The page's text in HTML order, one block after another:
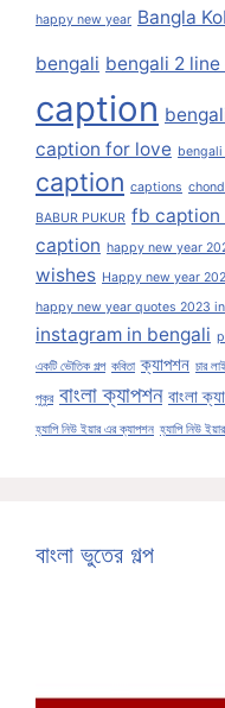
happy new year Bangla
bengali bengali 2
caption
caption for love
caption captions
BABUR PUKUR fb caption
caption happy new year
wishes Happy new year
happy new year quotes 2023
instagram in bengali
একটি ভৌতিক গল্প কবিতা ক্যাপশন চার
পুকুর বাংলা ক্যাপশন বাংলা
হ্যাপি নিউ ইয়ার এর ক্যাপশন হ্যাপি নিউ
বাংলা ভুতের গল্প